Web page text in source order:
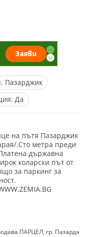
Пазарджик
Да
на пътя Пазарджик
.Сто метра преди
държавна
коларски път от
за паркинг за
ПАРЦЕЛ, гр.